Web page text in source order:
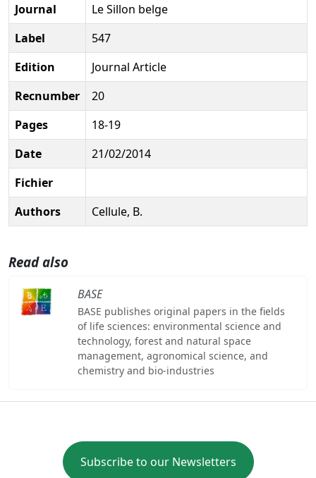
Journal
Le Sillon belge
Label
547
Edition
Journal Article
Recnumber
20
Pages
18-19
Date
21/02/2014
Fichier
Authors
Cellule, B.
Read also
BASE
BASE publishes original papers in the fields
of life sciences: environmental science and
technology, forest and natural space
management, agronomical science, and
chemistry and bio-industries
Subscribe to our Newsletters